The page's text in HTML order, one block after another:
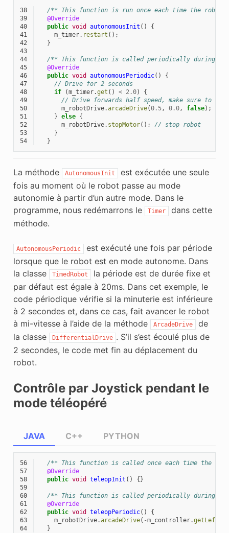
38
/** This function is run once each time the robot
39
@Override
40
public void autonomousInit ()
{
41
m_timer. restart ();
42
}
43
44
/** This function is called periodically during
45
@Override
46
public void autonomousPeriodic()
{
47
// Drive for 2 seconds
48
if (m_timer.get () < 2.0)
{
49
// Drive forwards half speed, make sure to
50
m_robotDrive.arcadeDrive(0.5, 0.0, false);
51
} else {
52
m_robotDrive. stopMotor();
// stop robot
53
}
54
}
La méthode AutonomousInit
est exécutée une seule
fois au moment où le robot passe au mode
autonomie à partir d’un autre mode. Dans le
programme, nous redémarrons le
Timer
dans cette
méthode.
AutonomousPeriodic
est exécuté une fois par période
lorsque que le robot est en mode autonome. Dans
la classe
TimedRobot
la période est de durée fixe et
par défaut est égale à 20ms. Dans cet exemple, le
code périodique vérifie si la minuterie est inférieure
à 2 secondes et, dans ce cas, fait avancer le robot
à mi-vitesse à l’aide de la méthode
ArcadeDrive
de
la classe
DifferentialDrive . S’il s’est écoulé plus de
2 secondes, le code met fin au déplacement du
robot.
Contrôle par Joystick pendant le
mode téléopéré
JAVA
56
/** This function is called once each time the
57
@Override
58
public void teleopInit ()
{}
59
60
/** This function is called periodically during
61
@Override
62
public void teleopPeriodic()
{
63
m_robotDrive.arcadeDrive( -m_controller.getLeftY
64
}
C++ PYTHON